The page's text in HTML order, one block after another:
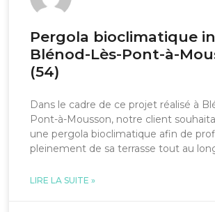
Pergola bioclimatique
Blénod-Lès-Pont-à-
(54)
Dans le cadre de ce projet réalisé à
Pont-à-Mousson, notre client
une pergola bioclimatique afin de
pleinement de sa terrasse tout au
LIRE LA SUITE »